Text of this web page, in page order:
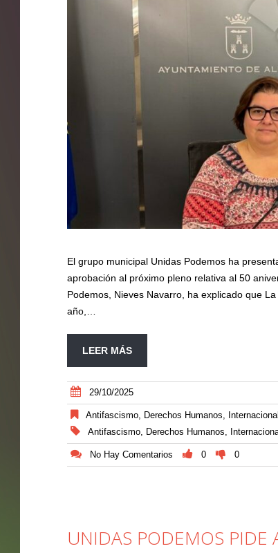
El grupo municipal Unidas Podemos ha
aprobación al próximo pleno relativa al 50
Podemos, Nieves Navarro, ha explicado que
año,…
LEER MÁS
29/10/2025
Antifascismo, Derechos Humanos, Internacional
Antifascismo, Derechos Humanos,
No Hay Comentarios 0 0
UNIDAS PODEMOS PIDE